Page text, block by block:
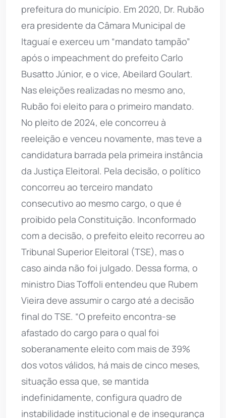
prefeitura do município. Em 2020, Dr. Rubão
era presidente da Câmara Municipal de
Itaguaí e exerceu um “mandato tampão”
após o impeachment do prefeito Carlo
Busatto Júnior, e o vice, Abeilard Goulart.
Nas eleições realizadas no mesmo ano,
Rubão foi eleito para o primeiro mandato.
No pleito de 2024, ele concorreu à
reeleição e venceu novamente, mas teve a
candidatura barrada pela primeira instância
da Justiça Eleitoral. Pela decisão, o político
concorreu ao terceiro mandato
consecutivo ao mesmo cargo, o que é
proibido pela Constituição. Inconformado
com a decisão, o prefeito eleito recorreu ao
Tribunal Superior Eleitoral (TSE), mas o
caso ainda não foi julgado. Dessa forma, o
ministro Dias Toffoli entendeu que Rubem
Vieira deve assumir o cargo até a decisão
final do TSE. “O prefeito encontra-se
afastado do cargo para o qual foi
soberanamente eleito com mais de 39%
dos votos válidos, há mais de cinco meses,
situação essa que, se mantida
indefinidamente, configura quadro de
instabilidade institucional e de insegurança